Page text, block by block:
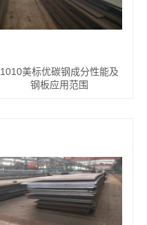
1010美标优碳钢成分性能及
钢板应用范围